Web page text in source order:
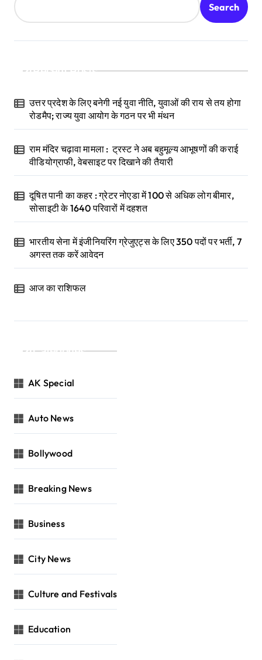
Search
Recent Posts
उत्तर प्रदेश के लिए बनेगी नई युवा नीति, युवाओं की राय से तय होगा
रोडमैप; राज्य युवा आयोग के गठन पर भी मंथन
राम मंदिर चढ़ावा मामला : ट्रस्ट ने अब बहुमूल्य आभूषणों की कराई
वीडियोग्राफी, वेबसाइट पर दिखाने की तैयारी
दूषित पानी का कहर : ग्रेटर नोएडा में 100 से अधिक लोग बीमार,
सोसाइटी के 1640 परिवारों में दहशत
भारतीय सेना में इंजीनियरिंग ग्रेजुएट्स के लिए 350 पदों पर भर्ती, 7
अगस्त तक करें आवेदन
आज का राशिफल
Categories
AK Special
Auto News
Bollywood
Breaking News
Business
City News
Culture and Festivals
Education